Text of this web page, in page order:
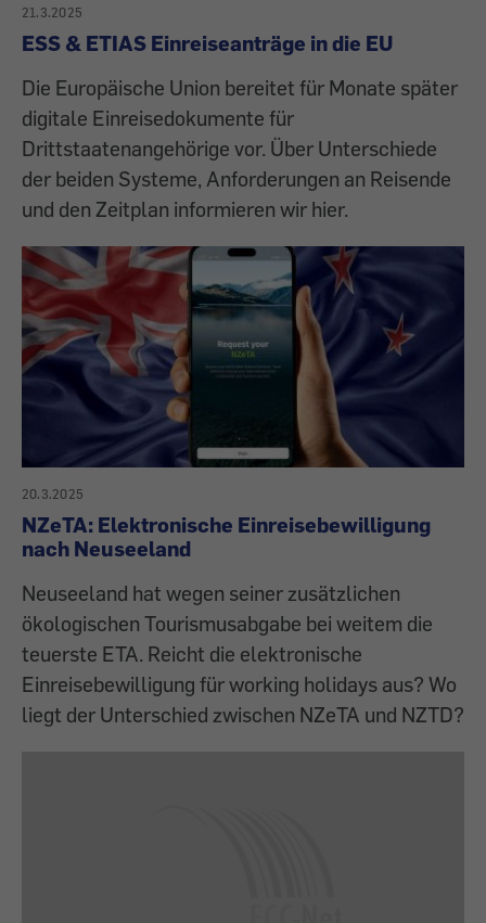
21.3.2025
ESS & ETIAS Einreiseanträge in die EU
Die Europäische Union bereitet für Monate später
digitale Einreisedokumente für
Drittstaatenangehörige vor. Über Unterschiede
der beiden Systeme, Anforderungen an Reisende
und den Zeitplan informieren wir hier.
20.3.2025
NZeTA: Elektronische Einreisebewilligung
nach Neuseeland
Neuseeland hat wegen seiner zusätzlichen
ökologischen Tourismusabgabe bei weitem die
teuerste ETA. Reicht die elektronische
Einreisebewilligung für working holidays aus? Wo
liegt der Unterschied zwischen NZeTA und NZTD?